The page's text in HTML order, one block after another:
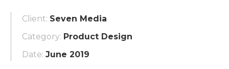
Client: Seven Media
Category: Product Design
Date: June 2019